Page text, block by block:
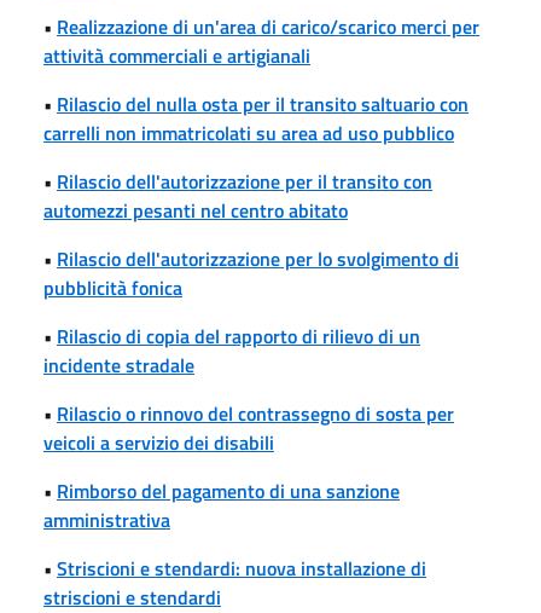
• Realizzazione di un'area di carico/scarico merci per
attività commerciali e artigianali
• Rilascio del nulla osta per il transito saltuario con
carrelli non immatricolati su area ad uso pubblico
• Rilascio dell'autorizzazione per il transito con
automezzi pesanti nel centro abitato
• Rilascio dell'autorizzazione per lo svolgimento di
pubblicità fonica
• Rilascio di copia del rapporto di rilievo di un
incidente stradale
• Rilascio o rinnovo del contrassegno di sosta per
veicoli a servizio dei disabili
• Rimborso del pagamento di una sanzione
amministrativa
• Striscioni e stendardi: nuova installazione di
striscioni e stendardi